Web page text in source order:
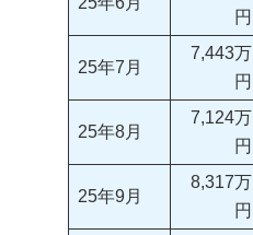
円
25年7月
7,443万
円
25年8月
7,124万
円
25年9月
8,317万
円